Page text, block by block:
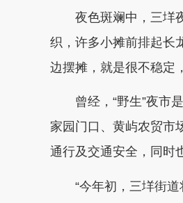
夜色斑斓中，三垟夜
织，许多小摊前排起长
边摆摊，就是很不稳定
曾经，“野生”夜市是
家园门口、黄屿农贸市
通行及交通安全，同时
“今年初，三垟街道